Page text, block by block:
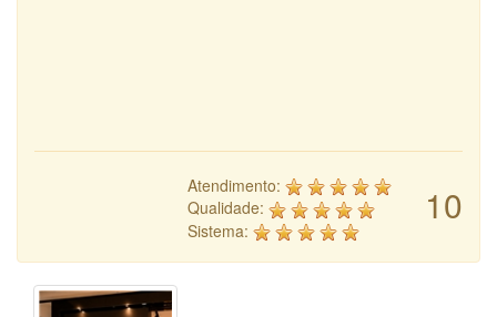
10
Atendimento:
Qualidade:
Sistema: